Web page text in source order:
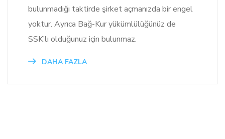
bulunmadığı taktirde şirket açmanızda bir engel
yoktur. Ayrıca Bağ-Kur yükümlülüğünüz de
SSK’lı olduğunuz için bulunmaz.
DAHA FAZLA